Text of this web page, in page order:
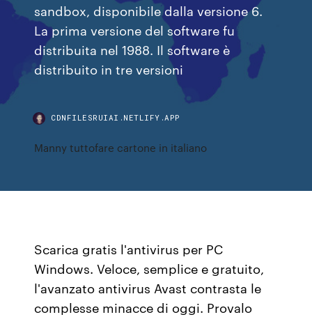
sandbox, disponibile dalla versione 6.
La prima versione del software fu
distribuita nel 1988. Il software è
distribuito in tre versioni
CDNFILESRUIAI.NETLIFY.APP
Manny tuttofare cartone in italiano
Scarica gratis l'antivirus per PC
Windows. Veloce, semplice e gratuito,
l'avanzato antivirus Avast contrasta le
complesse minacce di oggi. Provalo